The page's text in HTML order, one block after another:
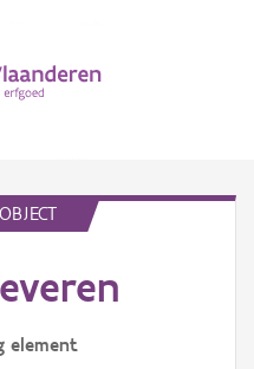
element